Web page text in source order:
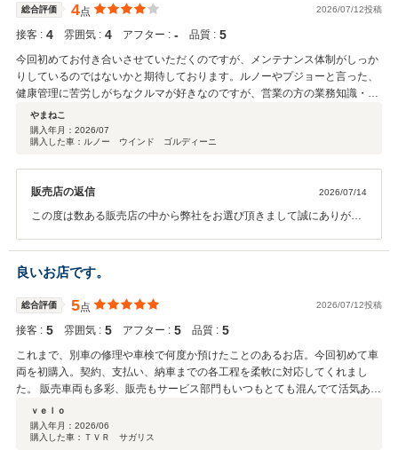
総合評価 4点 2026/07/12投稿
接客 : 4 雰囲気 : 4 アフター : ‐ 品質 : 5
今回初めてお付き合いさせていただくのですが、メンテナンス体制がしっか
りしているのではないかと期待しております。ルノーやプジョーと言った、
健康管理に苦労しがちなクルマが好きなのですが、営業の方の業務知識・経
験はお話していてとても安心できるものでした。
やまねこ
購入年月： 2026/07
購入した車：ルノー ウインド ゴルディーニ
販売店の返信 2026/07/14
この度は数ある販売店の中から弊社をお選び頂きまして誠にありがと
礼申し上げます。今後もカーライフを楽しんでいただけるよう、精一
杯サポートをさせて頂きます。これからも末永いお付き合いの程、何
卒宜しくお願い申し上げます。
良いお店です。
総合評価 5点 2026/07/12投稿
接客 : 5 雰囲気 : 5 アフター : 5 品質 : 5
これまで、別車の修理や車検で何度か預けたことのあるお店。今回初めて車
両を初購入。契約、支払い、納車までの各工程を柔軟に対応してくれまし
た。 販売車両も多彩、販売もサービス部門もいつもとても混んでて活気あり
ます。 今後のアフターサービスも期待しております。
ｖｅｌｏ
購入年月： 2026/06
購入した車：ＴＶＲ サガリス